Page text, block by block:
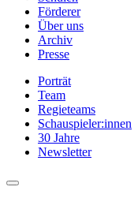
Förderer
Über uns
Archiv
Presse
Porträt
Team
Regieteams
Schauspieler:innen
30 Jahre
Newsletter